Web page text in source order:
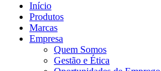
Início
Produtos
Marcas
Empresa
Quem Somos
Gestão e Ética